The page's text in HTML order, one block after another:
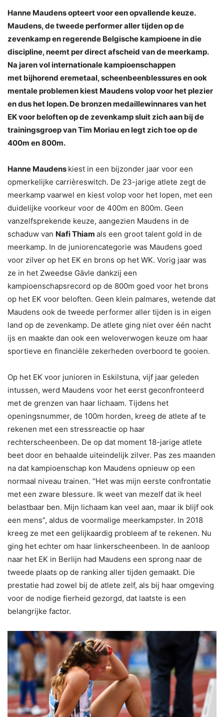
Hanne Maudens opteert voor een opvallende keuze.
Maudens, de tweede performer aller tijden op de
zevenkamp en regerende Belgische kampioene in die
discipline, neemt per direct afscheid van de meerkamp.
Na jaren vol internationale kampioenschappen
met bijhorend eremetaal, scheenbeenblessures en ook
mentale problemen kiest Maudens volop voor het plezier
en dus het lopen. De bronzen medaillewinnares van het
EK voor beloften op de zevenkamp sluit zich aan bij de
trainingsgroep van Tim Moriau en legt zich toe op de
400m en 800m.
Hanne Maudens kiest in een bijzonder jaar voor een
opmerkelijke carrièreswitch. De 23-jarige atlete zegt de
meerkamp vaarwel en kiest volop voor het lopen, met een
duidelijke voorkeur voor de 400m en 800m. Geen
vanzelfsprekende keuze, aangezien Maudens in de
schaduw van Nafi Thiam als een groot talent gold in de
meerkamp. In de juniorencategorie was Maudens goed
voor zilver op het EK en brons op het WK. Vorig jaar was
ze in het Zweedse Gävle dankzij een
kampioenschapsrecord op de 800m goed voor het brons
op het EK voor beloften. Geen klein palmares, wetende dat
Maudens ook de tweede performer aller tijden is in eigen
land op de zevenkamp. De atlete ging niet over één nacht
ijs en maakte dan ook een weloverwogen keuze om haar
sportieve en financiële zekerheden overboord te gooien.
Op het EK voor junioren in Eskilstuna, vijf jaar geleden
intussen, werd Maudens voor het eerst geconfronteerd
met de grenzen van haar lichaam. Tijdens het
openingsnummer, de 100m horden, kreeg de atlete af te
rekenen met een stressreactie op haar
rechterscheenbeen. De op dat moment 18-jarige atlete
beet door en behaalde uiteindelijk zilver. Pas zes maanden
na dat kampioenschap kon Maudens opnieuw op een
normaal niveau trainen. “Het was mijn eerste confrontatie
met een zware blessure. Ik weet van mezelf dat ik heel
belastbaar ben. Mijn lichaam kan veel aan, maar ik blijf ook
een mens”, aldus de voormalige meerkampster. In 2018
kreeg ze met een gelijkaardig probleem af te rekenen. Nu
ging het echter om haar linkerscheenbeen. In de aanloop
naar het EK in Berlijn had Maudens een sprong naar de
tweede plaats op de ranking aller tijden gemaakt. Die
prestatie had zowel bij de atlete zelf, als bij haar omgeving
voor de nodige fierheid gezorgd, dat laatste is een
belangrijke factor.